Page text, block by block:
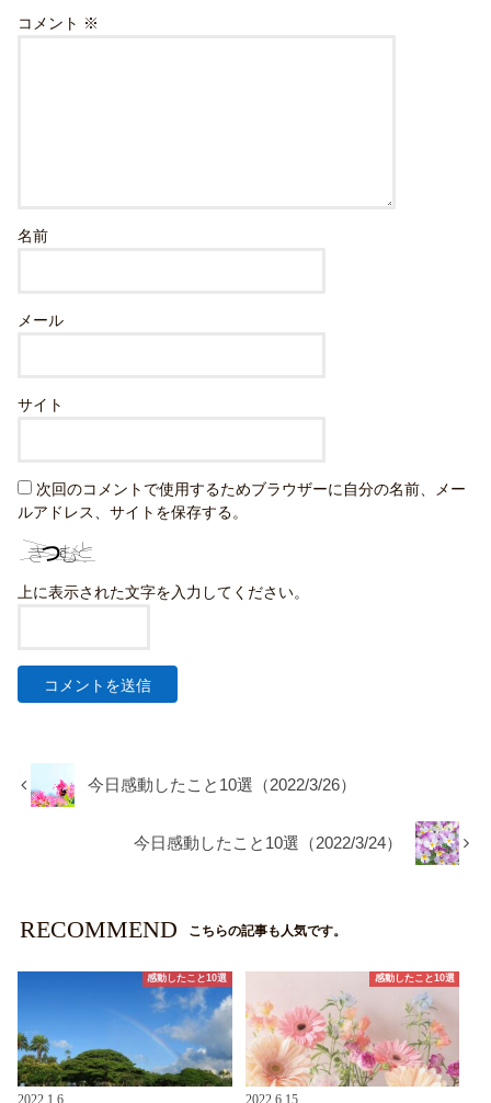
コメント ※
名前
メール
サイト
次回のコメントで使用するためブラウザーに自分の名前、メー
ルアドレス、サイトを保存する。
上に表示された文字を入力してください。
今日感動したこと10選（2022/3/26）
今日感動したこと10選（2022/3/24）
RECOMMEND こちらの記事も人気です。
感動したこと10選
2022.1.6
感動したこと10選
2022.6.15